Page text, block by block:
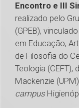
Encontro e III
realizado pelo
(GPEB),
em Educação,
de Filosofia do
Teologia (CEFT),
Mackenzie
campus